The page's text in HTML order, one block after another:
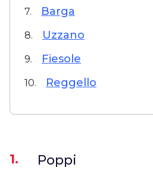
7. Barga
8. Uzzano
9. Fiesole
10. Reggello
1. Poppi